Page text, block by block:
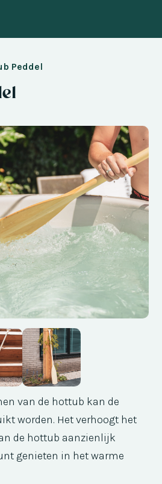
Peddel
van de hottub kan de
worden. Het verhoogt het
de hottub aanzienlijk
genieten in het warme